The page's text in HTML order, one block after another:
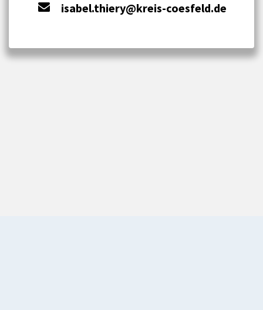
isabel.thiery@kreis-coesfeld.de